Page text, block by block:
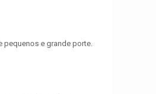
e grande porte.